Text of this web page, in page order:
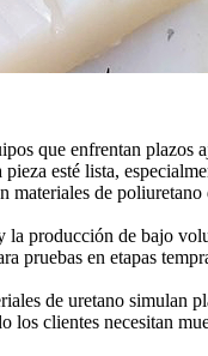
que enfrentan
pieza esté lista,
de
producción de bajo
pruebas en etapas
de uretano simulan
los clientes necesitan